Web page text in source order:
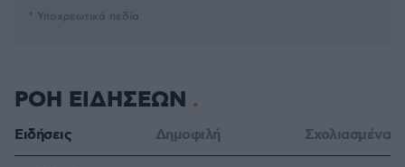
* Υποχρεωτικά πεδία
ΡΟΗ ΕΙΔΗΣΕΩΝ
Ειδήσεις Δημοφιλή Σχολιασμένα